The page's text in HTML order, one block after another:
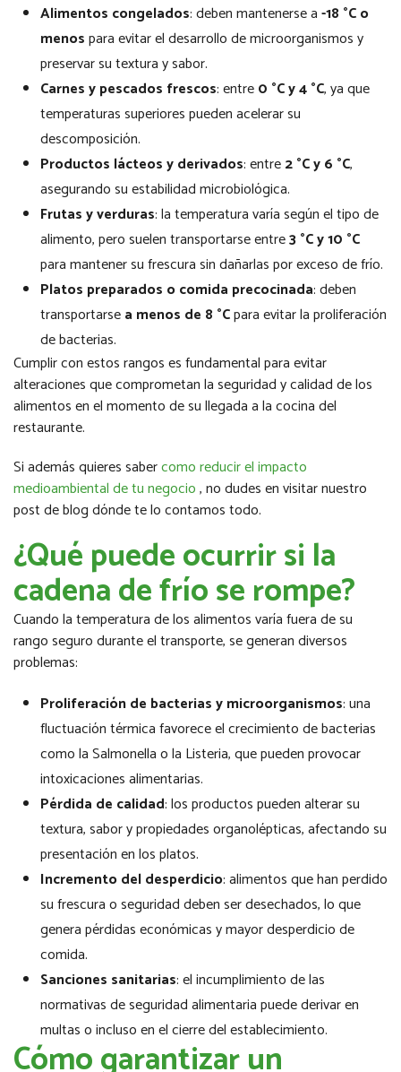
Alimentos congelados: deben mantenerse a-18 °C o
menospara evitar el desarrollo de microorganismos y
preservar su textura y sabor.
Carnes y pescados frescos: entre0 °C y 4 °C, ya que
temperaturas superiores pueden acelerar su
descomposición.
Productos lácteos y derivados: entre2 °C y 6 °C,
asegurando su estabilidad microbiológica.
Frutas y verduras: la temperatura varía según el tipo de
alimento, pero suelen transportarse entre3 °C y 10 °C
para mantener su frescura sin dañarlas por exceso de frío.
Platos preparados o comida precocinada: deben
transportarsea menos de 8 °Cpara evitar la proliferación
de bacterias.
Cumplir con estos rangos es fundamental para evitar
alteraciones que comprometan la seguridad y calidad de los
alimentos en el momento de su llegada a la cocina del
restaurante.
Si además quieres sabercomo reducir el impacto
medioambiental de tu negocio, no dudes en visitar nuestro
post de blog dónde te lo contamos todo.
¿Qué puede ocurrir si la
cadena de frío se rompe?
Cuando la temperatura de los alimentos varía fuera de su
rango seguro durante el transporte, se generan diversos
problemas:
Proliferación de bacterias y microorganismos: una
fluctuación térmica favorece el crecimiento de bacterias
como la Salmonella o la Listeria, que pueden provocar
intoxicaciones alimentarias.
Pérdida de calidad: los productos pueden alterar su
textura, sabor y propiedades organolépticas, afectando su
presentación en los platos.
Incremento del desperdicio: alimentos que han perdido
su frescura o seguridad deben ser desechados, lo que
genera pérdidas económicas y mayor desperdicio de
comida.
Sanciones sanitarias: el incumplimiento de las
normativas de seguridad alimentaria puede derivar en
multas o incluso en el cierre del establecimiento.
Cómo garantizar un